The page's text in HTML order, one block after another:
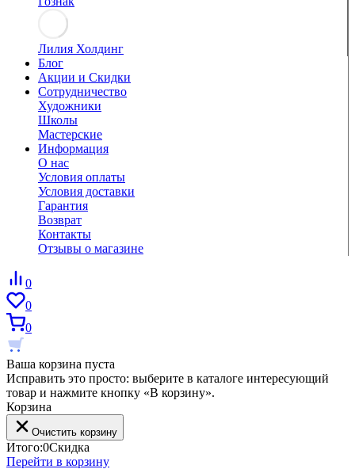
Лилия Холдинг
Блог
Акции и Скидки
Сотрудничество
Художники
Школы
Мастерские
Информация
О нас
Условия оплаты
Условия доставки
Гарантия
Возврат
Контакты
Отзывы о магазине
0
0
0
Ваша корзина пуста
Исправить это просто: выберите в каталоге интересующий
товар и нажмите кнопку «В корзину».
Корзина
Очистить корзину
Итого:0Скидка
Перейти в корзину